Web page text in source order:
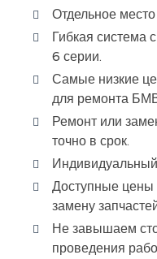
Отдельное
Гибкая система
6 серии.
Самые низкие
для ремонта
Ремонт или
точно в срок.
Доступные цены
замену
Не завышаем
проведения